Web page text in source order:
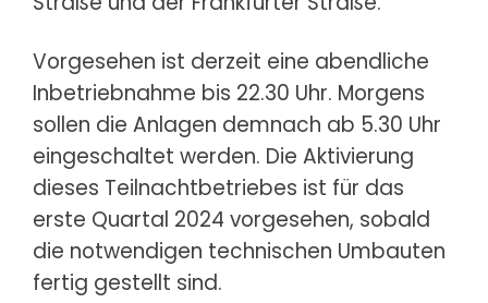
Vorgesehen ist derzeit eine abendliche
Inbetriebnahme bis 22.30 Uhr. Morgens
sollen die Anlagen demnach ab 5.30 Uhr
eingeschaltet werden. Die Aktivierung
dieses Teilnachtbetriebes ist für das
erste Quartal 2024 vorgesehen, sobald
die notwendigen technischen Umbauten
fertig gestellt sind.